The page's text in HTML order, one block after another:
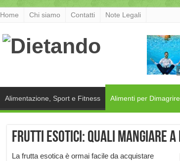
Home Chi siamo Contatti Note Legali
Alimentazione, Sport e Fitness Alimenti per Dimagrire
Frutti esotici: quali mangiare a
La frutta esotica è ormai facile da acquistare